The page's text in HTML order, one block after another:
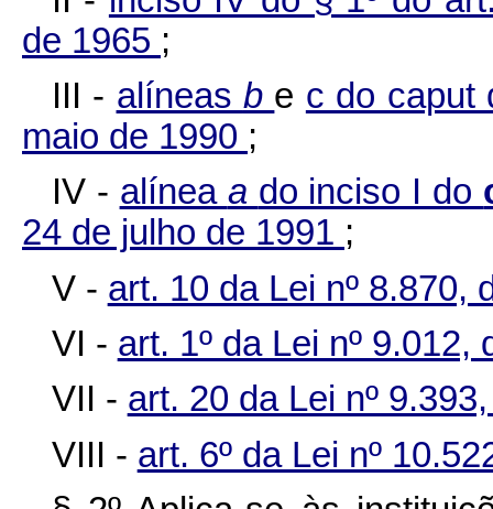
de 1965 ;
III - alíneas b e c do caput
maio de 1990 ;
IV - alínea a do inciso I do
24 de julho de 1991 ;
V - art. 10 da Lei nº 8.870,
VI - art. 1º da Lei nº
VII - art. 20 da Lei nº
VIII - art. 6º da Lei nº